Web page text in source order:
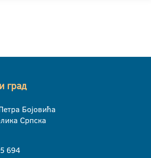
град
Бојовића
Српска
694